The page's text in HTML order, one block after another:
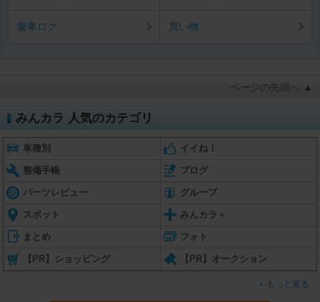
愛車ログ 買い物
ページの先頭へ ▲
みんカラ 人気のカテゴリ
車種別 イイね！
整備手帳 ブログ
パーツレビュー グループ
スポット みんカラ＋
まとめ フォト
【PR】ショッピング 【PR】オークション
もっと見る